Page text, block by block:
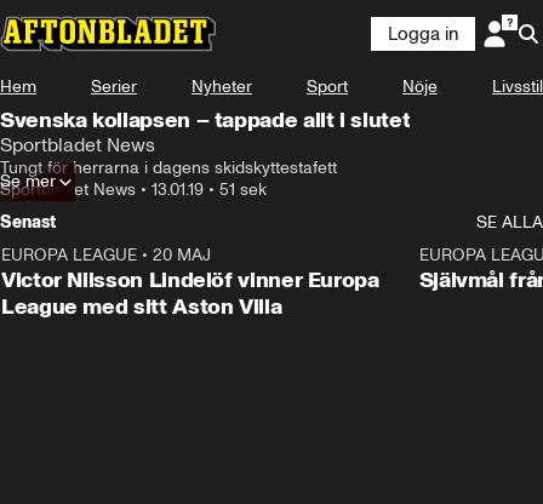
Logga in
Hem Serier Nyheter Sport Nöje Livsstil
Svenska kollapsen – tappade allt i slutet
Sportbladet News
Tungt för herrarna i dagens skidskyttestafett
Sportbladet News • 13.01.19 • 51 sek
Se mer
Senast
SE ALLA
EUROPA LEAGUE • 20 MAJ
Victor Nilsson Lindelöf vinner Europa
League med sitt Aston Villa
EUROPA
Självmål